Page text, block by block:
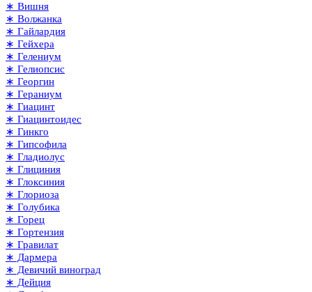
∗ Вишня
∗ Волжанка
∗ Гайлардия
∗ Гейхера
∗ Гелениум
∗ Гелиопсис
∗ Георгин
∗ Гераниум
∗ Гиацинт
∗ Гиацинтоидес
∗ Гинкго
∗ Гипсофила
∗ Гладиолус
∗ Глициния
∗ Глоксиния
∗ Глориоза
∗ Голубика
∗ Горец
∗ Гортензия
∗ Гравилат
∗ Дармера
∗ Девичий виноград
∗ Дейция